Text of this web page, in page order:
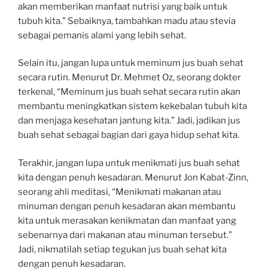
akan memberikan manfaat nutrisi yang baik untuk
tubuh kita.” Sebaiknya, tambahkan madu atau stevia
sebagai pemanis alami yang lebih sehat.
Selain itu, jangan lupa untuk meminum jus buah sehat
secara rutin. Menurut Dr. Mehmet Oz, seorang dokter
terkenal, “Meminum jus buah sehat secara rutin akan
membantu meningkatkan sistem kekebalan tubuh kita
dan menjaga kesehatan jantung kita.” Jadi, jadikan jus
buah sehat sebagai bagian dari gaya hidup sehat kita.
Terakhir, jangan lupa untuk menikmati jus buah sehat
kita dengan penuh kesadaran. Menurut Jon Kabat-Zinn,
seorang ahli meditasi, “Menikmati makanan atau
minuman dengan penuh kesadaran akan membantu
kita untuk merasakan kenikmatan dan manfaat yang
sebenarnya dari makanan atau minuman tersebut.”
Jadi, nikmatilah setiap tegukan jus buah sehat kita
dengan penuh kesadaran.